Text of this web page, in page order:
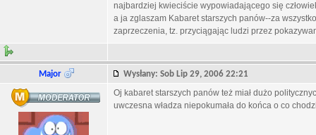
najbardziej kwieciście wypowiadającego się
a ja zglaszam Kabaret starszych panów--za
zaprzeczenia, tz. przyciągając ludzi przez
Major Wysłany: Sob Lip 29, 2006 22:21
Oj kabaret starszych panów też miał dużo
uwczesna władza niepokumała do końca o co